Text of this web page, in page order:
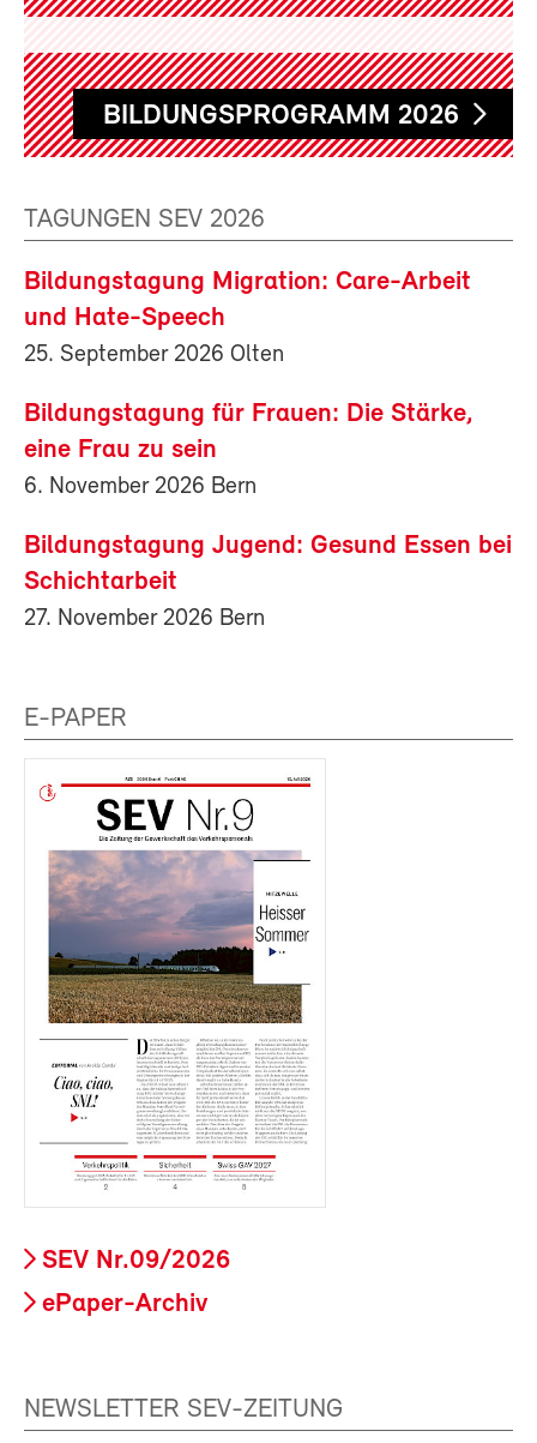
BILDUNGSPROGRAMM 2026
TAGUNGEN SEV 2026
Bildungstagung Migration: Care-Arbeit
und Hate-Speech
25. September 2026 Olten
Bildungstagung für Frauen: Die Stärke,
eine Frau zu sein
6. November 2026 Bern
Bildungstagung Jugend: Gesund Essen bei
Schichtarbeit
27. November 2026 Bern
E-PAPER
SEV Nr.09/2026
ePaper-Archiv
NEWSLETTER SEV-ZEITUNG